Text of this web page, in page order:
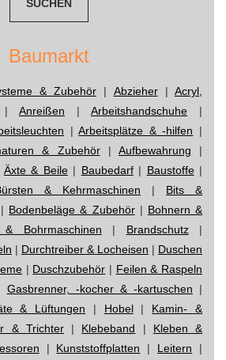
Baumarkt
& Zubehör | Abzieher| Acryl,
| Anreißen | Arbeitshandschuhe |
|Arbeitsplätze & -hilfen |
& Zubehör| Aufbewahrung |
Äxte & Beile| Baubedarf| Baustoffe|
& Kehrmaschinen | Bits &
| Bodenbeläge & Zubehör| Bohnern &
& Bohrmaschinen | Brandschutz|
| Durchtreiber & Locheisen | Duschen
| Duschzubehör | Feilen & Raspeln
Gasbrenner, -kocher & -kartuschen |
& Lüftungen | Hobel| Kamin- &
& Trichter| Klebeband | Kleben &
| Kunststoffplatten | Leitern |